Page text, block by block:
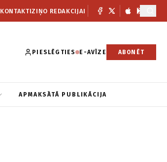
KONTAKTIZIŅO REDAKCIJAI
PIESLĒGTIES E-AVĪZE ABONĒT
APMAKSĀTĀ PUBLIKĀCIJA